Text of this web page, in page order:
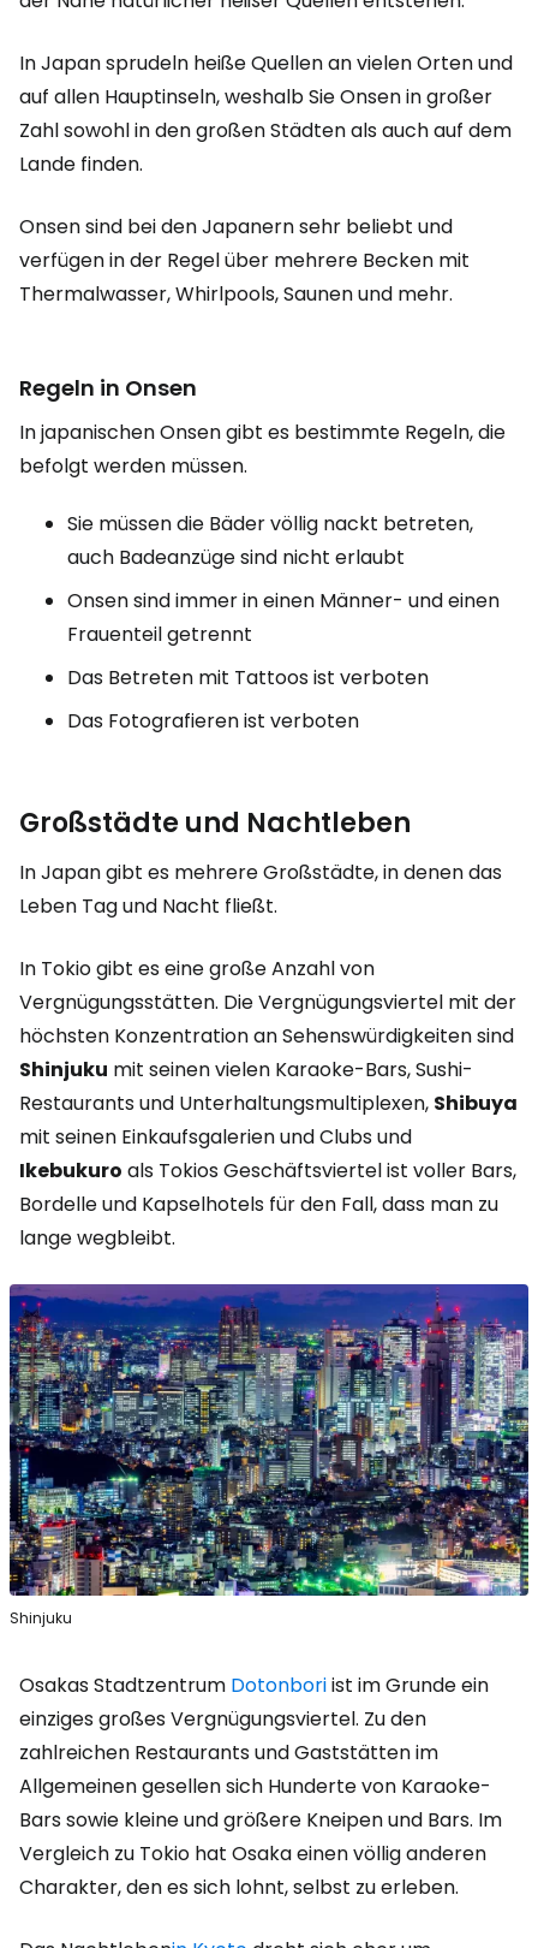
In Japan sprudeln heiße Quellen an vielen Orten und
auf allen Hauptinseln, weshalb Sie Onsen in großer
Zahl sowohl in den großen Städten als auch auf dem
Lande finden.
Onsen sind bei den Japanern sehr beliebt und
verfügen in der Regel über mehrere Becken mit
Thermalwasser, Whirlpools, Saunen und mehr.
Regeln in Onsen
In japanischen Onsen gibt es bestimmte Regeln, die
befolgt werden müssen.
Sie müssen die Bäder völlig nackt betreten,
auch Badeanzüge sind nicht erlaubt
Onsen sind immer in einen Männer- und einen
Frauenteil getrennt
Das Betreten mit Tattoos ist verboten
Das Fotografieren ist verboten
Großstädte und Nachtleben
In Japan gibt es mehrere Großstädte, in denen das
Leben Tag und Nacht fließt.
In Tokio gibt es eine große Anzahl von
Vergnügungsstätten. Die Vergnügungsviertel mit der
höchsten Konzentration an Sehenswürdigkeiten sind
Shinjuku mit seinen vielen Karaoke-Bars, Sushi-
Restaurants und Unterhaltungsmultiplexen, Shibuya
mit seinen Einkaufsgalerien und Clubs und
Ikebukuro als Tokios Geschäftsviertel ist voller Bars,
Bordelle und Kapselhotels für den Fall, dass man zu
lange wegbleibt.
Shinjuku
Osakas Stadtzentrum Dotonboriist im Grunde ein
einziges großes Vergnügungsviertel. Zu den
zahlreichen Restaurants und Gaststätten im
Allgemeinen gesellen sich Hunderte von Karaoke-
Bars sowie kleine und größere Kneipen und Bars. Im
Vergleich zu Tokio hat Osaka einen völlig anderen
Charakter, den es sich lohnt, selbst zu erleben.